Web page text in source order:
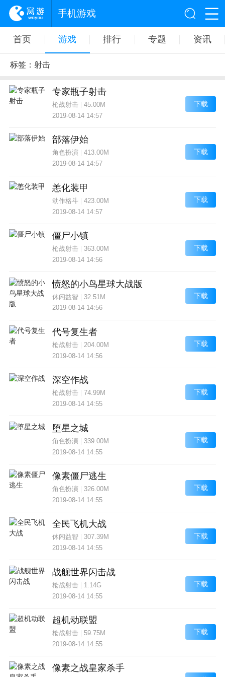
手机游戏
首页 游戏 排行 专题 资讯
标签：射击
专家瓶子射击
枪战射击
45.00M
2019-08-14 14:57
下载
部落伊始
角色扮演| 413.00M
2019-08-14 14:57
下载
恙化装甲
动作格斗| 423.00M
2019-08-14 14:57
下载
僵尸小镇
枪战射击
363.00M
2019-08-14 14:56
下载
愤怒的小鸟星球大战版
休闲益智
32.51M
2019-08-14 14:56
下载
代号复生者
枪战射击
204.00M
2019-08-14 14:56
下载
深空作战
枪战射击
74.99M
2019-08-14 14:55
下载
堕星之城
角色扮演| 339.00M
2019-08-14 14:55
下载
像素僵尸逃生
角色扮演| 326.00M
2019-08-14 14:55
下载
全民飞机大战
休闲益智
307.39M
2019-08-14 14:55
下载
战舰世界闪击战
枪战射击
1.14G
2019-08-14 14:55
下载
超机动联盟
枪战射击
59.75M
2019-08-14 14:55
下载
像素之战皇家杀手